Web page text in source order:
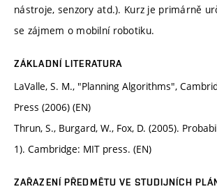
nástroje, senzory atd.). Kurz je primárně
se zájmem o mobilní robotiku.
ZÁKLADNÍ LITERATURA
LaValle, S. M., "Planning Algorithms",
Press (2006) (EN)
Thrun, S., Burgard, W., Fox, D. (2005).
1). Cambridge: MIT press. (EN)
ZAŘAZENÍ PŘEDMĚTU VE STUDIJNÍCH